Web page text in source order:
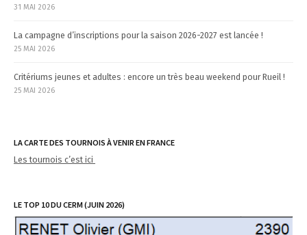
31 MAI 2026
La campagne d’inscriptions pour la saison 2026-2027 est lancée !
25 MAI 2026
Critériums jeunes et adultes : encore un très beau weekend pour Rueil !
25 MAI 2026
LA CARTE DES TOURNOIS À VENIR EN FRANCE
Les tournois c’est ici
LE TOP 10 DU CERM (JUIN 2026)